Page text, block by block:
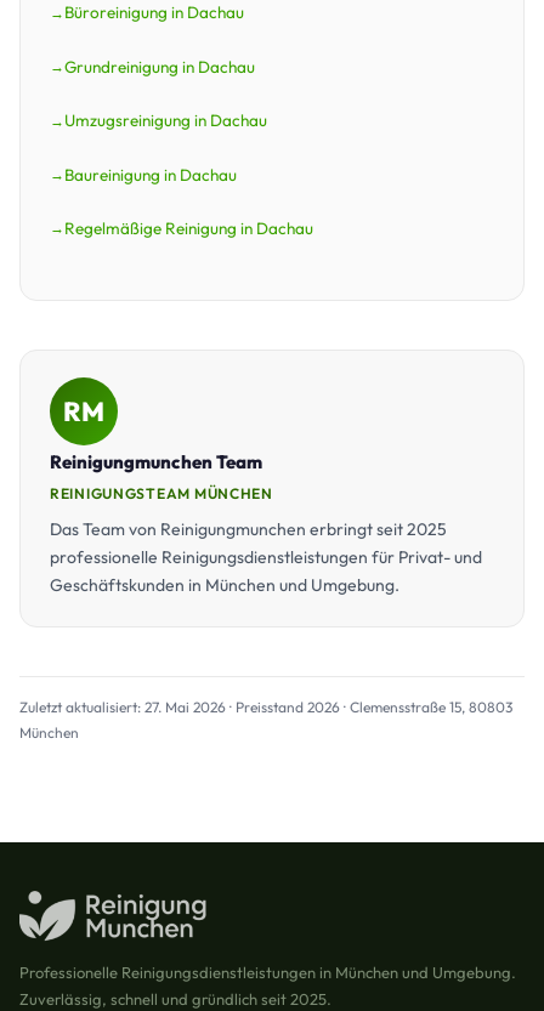
Büroreinigung in Dachau
Grundreinigung in Dachau
Umzugsreinigung in Dachau
Baureinigung in Dachau
Regelmäßige Reinigung in Dachau
RM
Reinigungmunchen Team
REINIGUNGSTEAM MÜNCHEN
Das Team von Reinigungmunchen erbringt seit 2025
professionelle Reinigungsdienstleistungen für Privat- und
Geschäftskunden in München und Umgebung.
Zuletzt aktualisiert: 27. Mai 2026 · Preisstand 2026 · Clemensstraße 15, 80803
München
Professionelle Reinigungsdienstleistungen in München und Umgebung.
Zuverlässig, schnell und gründlich seit 2025.